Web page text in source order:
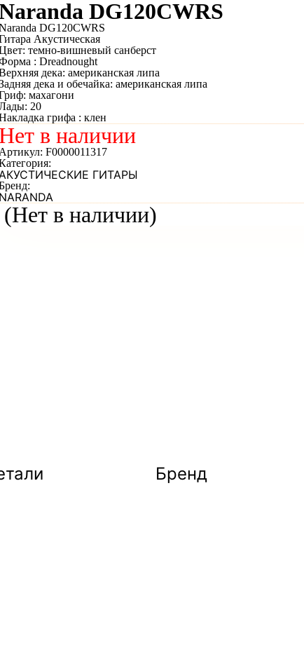
DG120CWRS
(Нет в наличии)
DG120CWRS
Акустическая
темно-вишневый санберст
: Dreadnought
дека: американская липа
дека и обечайка: американская липа
махагони
20
грифа : клен
Нет в наличии
Артикул: F0000011317
ГИТАРЫ
NARANDA
Бренд